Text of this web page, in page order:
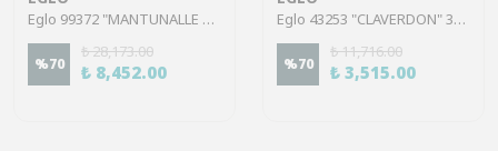
Eglo 99372 "MANTUNALLE 1" 110 Cm Yüksekliğinde Çelik Siyah Sarkıt Avize
%70
₺ 28,173.00
₺ 8,452.00
Eglo 43253 "CLAVERDON" 37 Cm Çapında Çelik Siyah Sarkıt Avize
%70
₺ 11,716.00
₺ 3,515.00